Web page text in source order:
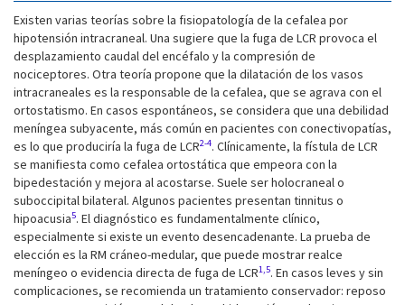
Existen varias teorías sobre la fisiopatología de la cefalea por
hipotensión intracraneal. Una sugiere que la fuga de LCR provoca el
desplazamiento caudal del encéfalo y la compresión de
nociceptores. Otra teoría propone que la dilatación de los vasos
intracraneales es la responsable de la cefalea, que se agrava con el
ortostatismo. En casos espontáneos, se considera que una debilidad
meníngea subyacente, más común en pacientes con conectivopatías,
es lo que produciría la fuga de LCR2-4. Clínicamente, la fístula de LCR
se manifiesta como cefalea ortostática que empeora con la
bipedestación y mejora al acostarse. Suele ser holocraneal o
suboccipital bilateral. Algunos pacientes presentan tinnitus o
hipoacusia5. El diagnóstico es fundamentalmente clínico,
especialmente si existe un evento desencadenante. La prueba de
elección es la RM cráneo-medular, que puede mostrar realce
meníngeo o evidencia directa de fuga de LCR1,5. En casos leves y sin
complicaciones, se recomienda un tratamiento conservador: reposo